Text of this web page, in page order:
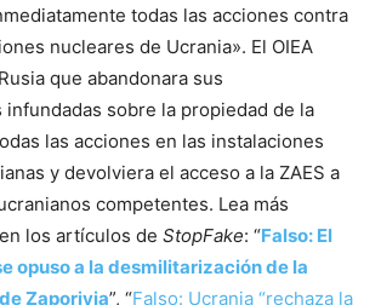
todas las acciones contra
nucleares de Ucrania». El OIEA
que abandonara sus
sobre la propiedad de la
las acciones en las instalaciones
y devolviera el acceso a la ZAES a
competentes. Lea más
los artículos de StopFake: “Falso: El
opuso a la desmilitarización de la
Zaporiyia”, “Falso: Ucrania “rechaza la